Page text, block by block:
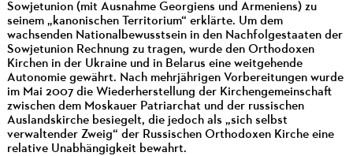
Sowjetunion (mit Ausnahme Georgiens und Armeniens) zu
seinem „kanonischen Territorium“ erklärte. Um dem
wachsenden Nationalbewusstsein in den Nachfolgestaaten der
Sowjetunion Rechnung zu tragen, wurde den Orthodoxen
Kirchen in der Ukraine und in Belarus eine weitgehende
Autonomie gewährt. Nach mehrjährigen Vorbereitungen wurde
im Mai 2007 die Wiederherstellung der Kirchengemeinschaft
zwischen dem Moskauer Patriarchat und der russischen
Auslandskirche besiegelt, die jedoch als „sich selbst
verwaltender Zweig“ der Russischen Orthodoxen Kirche eine
relative Unabhängigkeit bewahrt.